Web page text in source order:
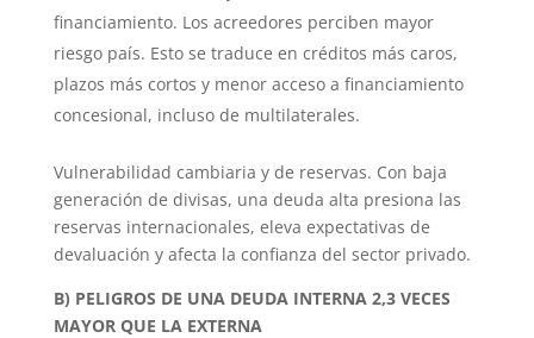
financiamiento. Los acreedores perciben mayor
riesgo país. Esto se traduce en créditos más caros,
plazos más cortos y menor acceso a financiamiento
concesional, incluso de multilaterales.
Vulnerabilidad cambiaria y de reservas. Con baja
generación de divisas, una deuda alta presiona las
reservas internacionales, eleva expectativas de
devaluación y afecta la confianza del sector privado.
B) PELIGROS DE UNA DEUDA INTERNA 2,3 VECES
MAYOR QUE LA EXTERNA